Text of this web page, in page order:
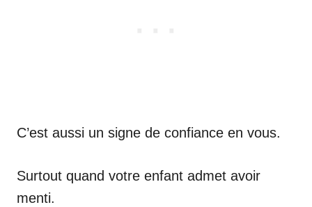
C’est aussi un signe de confiance en vous.
Surtout quand votre enfant admet avoir
menti.